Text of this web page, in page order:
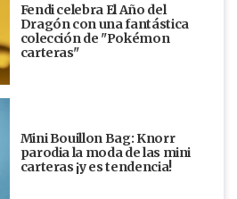
Fendi celebra El Año del
Dragón con una fantástica
colección de "Pokémon
carteras"
Mini Bouillon Bag: Knorr
parodia la moda de las mini
carteras ¡y es tendencia!